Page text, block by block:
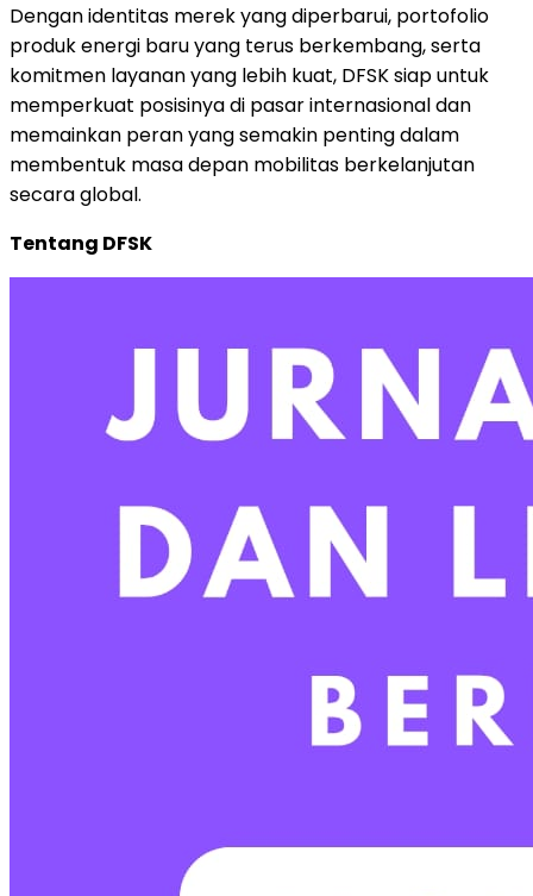
Dengan identitas merek yang diperbarui, portofolio
produk energi baru yang terus berkembang, serta
komitmen layanan yang lebih kuat, DFSK siap untuk
memperkuat posisinya di pasar internasional dan
memainkan peran yang semakin penting dalam
membentuk masa depan mobilitas berkelanjutan
secara global.
Tentang DFSK